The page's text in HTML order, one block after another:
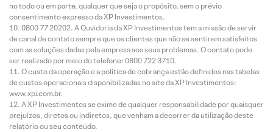
no todo ou em parte, qualquer que seja o propósito, sem o prévio
consentimento expresso da XP Investimentos.
0800 77 20202. A Ouvidoria da XP Investimentos tem a missão de servir
de canal de contato sempre que os clientes que não se sentirem satisfeitos
com as soluções dadas pela empresa aos seus problemas. O contato pode
ser realizado por meio do telefone: 0800 722 3710.
O custo da operação e a política de cobrança estão definidos nas tabelas
de custos operacionais disponibilizadas no site da XP Investimentos:
www.xpi.com.br.
A XP Investimentos se exime de qualquer responsabilidade por quaisquer
prejuízos, diretos ou indiretos, que venham a decorrer da utilização deste
relatório ou seu conteúdo.